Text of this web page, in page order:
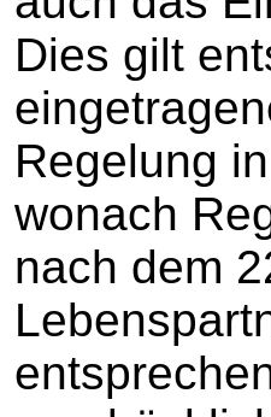
Dies gilt
Regelung
wonach
nach dem